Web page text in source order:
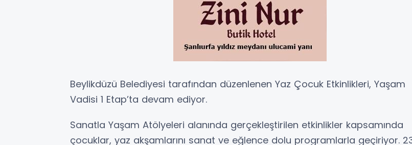
Beylikdüzü Belediyesi tarafından düzenlenen Yaz Çocuk Etkinlikleri, Yaşam
Vadisi 1 Etap’ta devam ediyor.
Sanatla Yaşam Atölyeleri alanında gerçekleştirilen etkinlikler kapsamında
çocuklar, yaz akşamlarını sanat ve eğlence dolu programlarla geçiriyor.